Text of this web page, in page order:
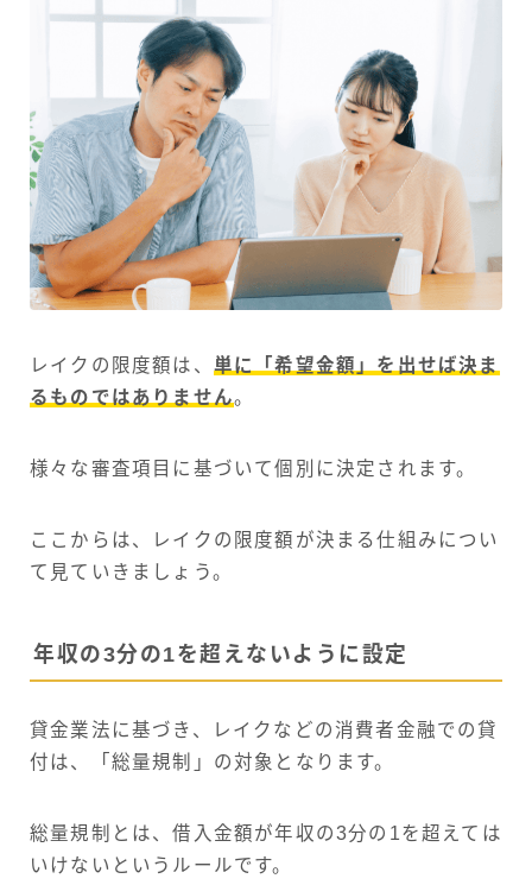
レイクの限度額は、 単に「希望金額」を出せば決ま
るものではありません。
様々な審査項目に基づいて個別に決定されます。
ここからは、レイクの限度額が決まる仕組みについ
て見ていきましょう。
年収の3分の1を超えないように設定
貸金業法に基づき、レイクなどの消費者金融での貸
付は、「総量規制」の対象となります。
総量規制とは、借入金額が年収の3分の1を超えては
いけないというルールです。